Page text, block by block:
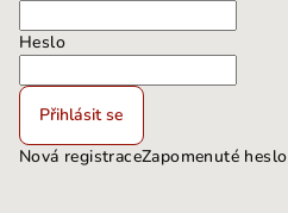
Heslo
Přihlásit se
Nová registraceZapomenuté heslo